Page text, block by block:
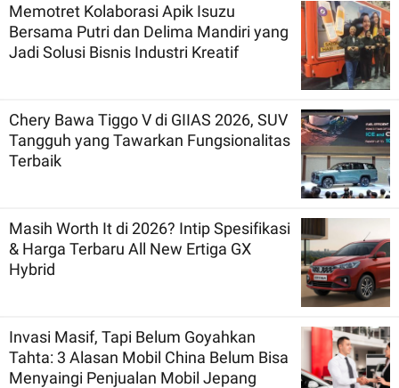
Memotret Kolaborasi Apik Isuzu
Bersama Putri dan Delima Mandiri yang
Jadi Solusi Bisnis Industri Kreatif
Chery Bawa Tiggo V di GIIAS 2026, SUV
Tangguh yang Tawarkan Fungsionalitas
Terbaik
Masih Worth It di 2026? Intip Spesifikasi
& Harga Terbaru All New Ertiga GX
Hybrid
Invasi Masif, Tapi Belum Goyahkan
Tahta: 3 Alasan Mobil China Belum Bisa
Menyaingi Penjualan Mobil Jepang